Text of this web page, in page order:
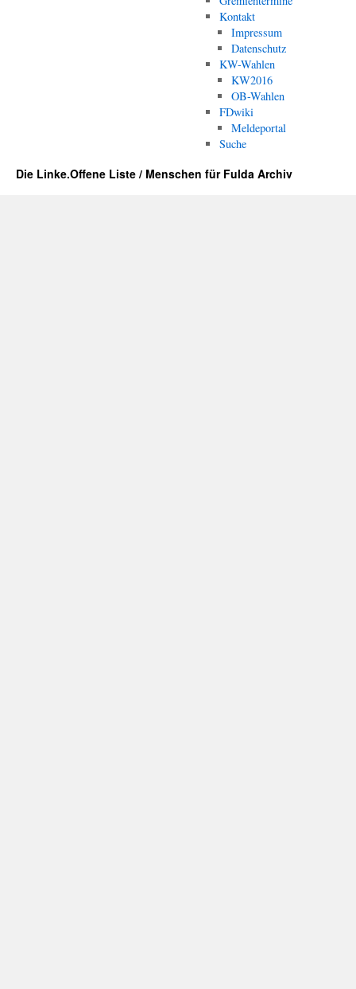
Kontakt
Impressum
Datenschutz
KW-Wahlen
KW2016
OB-Wahlen
FDwiki
Meldeportal
Suche
Die Linke.Offene Liste / Menschen für Fulda Archiv